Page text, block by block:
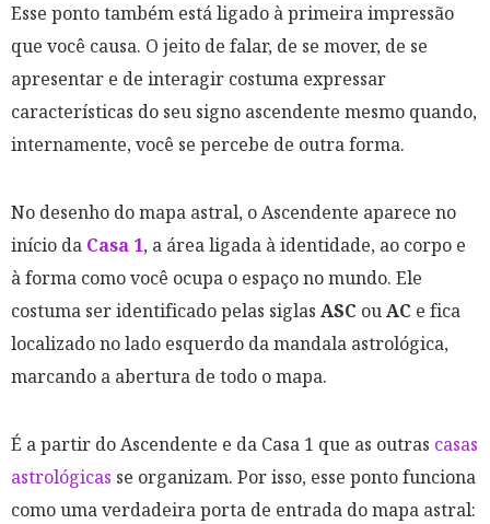
Esse ponto também está ligado à primeira impressão
que você causa. O jeito de falar, de se mover, de se
apresentar e de interagir costuma expressar
características do seu signo ascendente mesmo quando,
internamente, você se percebe de outra forma.
No desenho do mapa astral, o Ascendente aparece no
início da Casa 1, a área ligada à identidade, ao corpo e
à forma como você ocupa o espaço no mundo. Ele
costuma ser identificado pelas siglas ASC ouAC e fica
localizado no lado esquerdo da mandala astrológica,
marcando a abertura de todo o mapa.
É a partir do Ascendente e da Casa 1 que as outras casas
astrológicas se organizam. Por isso, esse ponto funciona
como uma verdadeira porta de entrada do mapa astral: